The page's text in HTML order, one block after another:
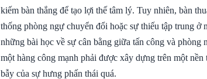
kiếm bàn thắng để tạo lợi thế tâm lý. Tuy nhiên, bàn
thống phòng ngự chuyển đổi hoặc sự thiếu tập trung
những bài học về sự cân bằng giữa tấn công và
một hàng công mạnh phải được xây dựng trên một
bẫy của sự hưng phấn thái quá.